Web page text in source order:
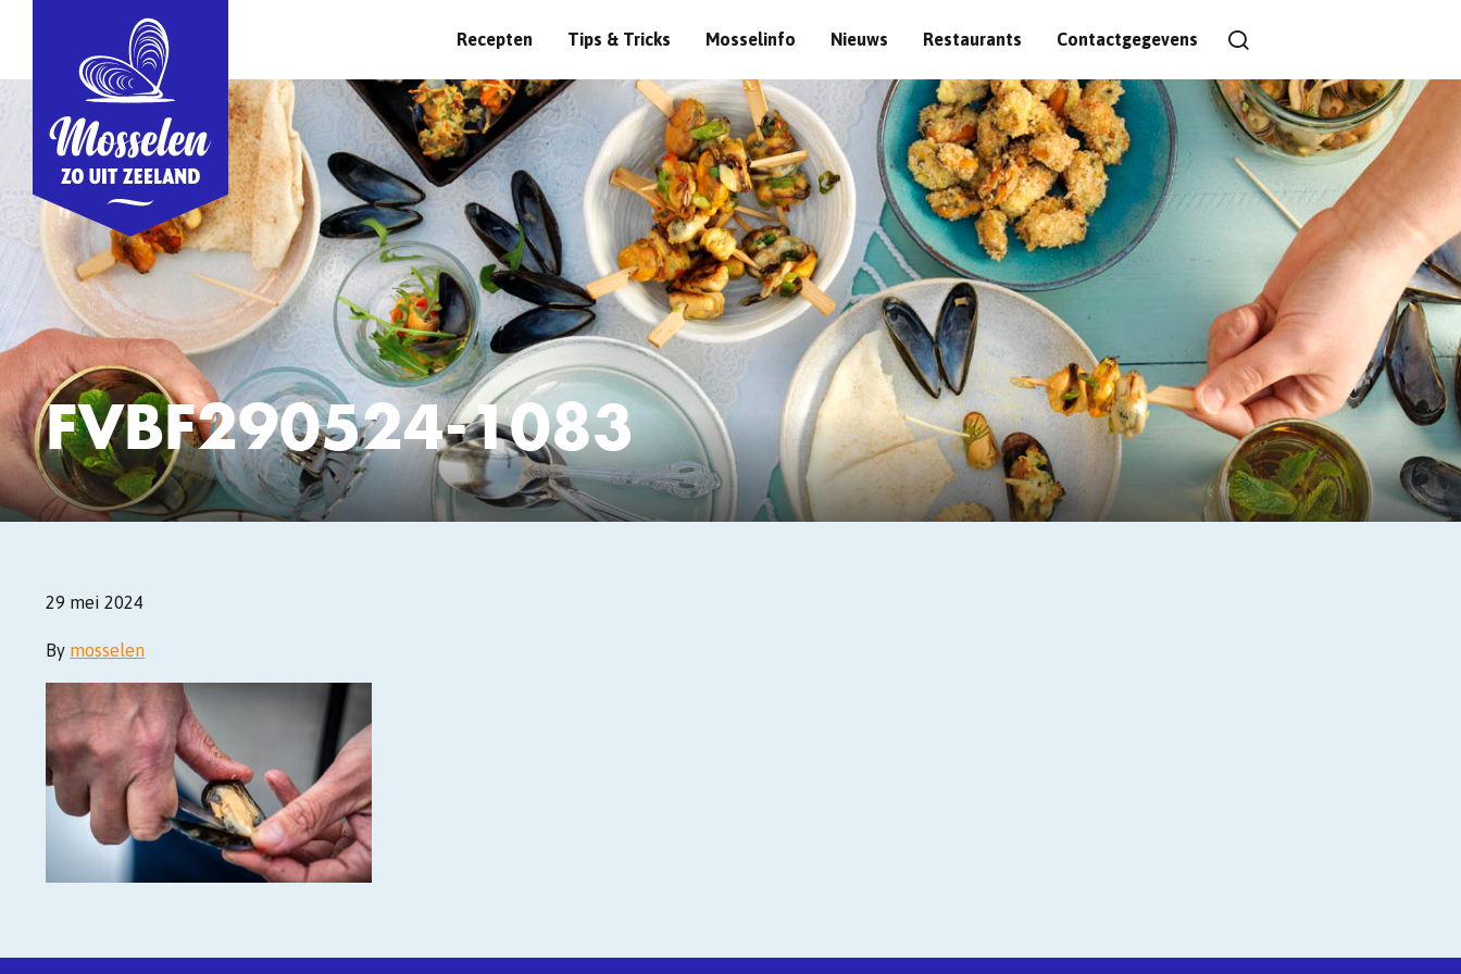
Recepten Tips & Tricks Mosselinfo Nieuws Restaurants Contactgegevens
FVBF290524-1083
29 mei 2024
By mosselen